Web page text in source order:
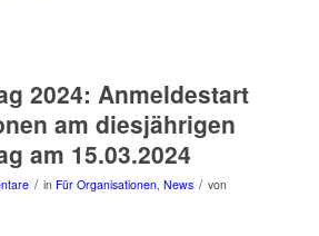
2024: Anmeldestart
am diesjährigen
am 15.03.2024
/ in Für Organisationen, News / von